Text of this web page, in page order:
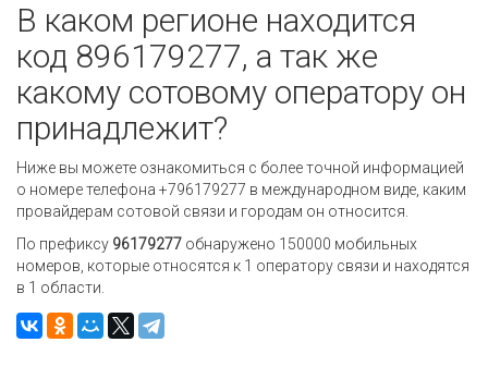
В каком регионе находится
код 896179277, а так же
какому сотовому оператору он
принадлежит?
Ниже вы можете ознакомиться с более точной информацией
о номере телефона +796179277 в международном виде, каким
провайдерам сотовой связи и городам он относится.
По префиксу 96179277 обнаружено 150000 мобильных
номеров, которые относятся к 1 оператору связи и находятся
в 1 области.